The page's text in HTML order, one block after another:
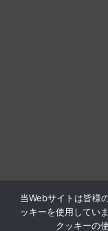
©
当Webサイトは皆様
ッキーを使用してい
クッキーの